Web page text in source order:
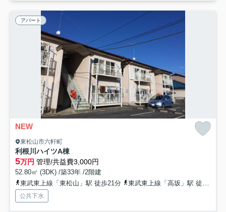
アパート
NEW
東松山市六軒町
利根川ハイツA棟
5万円 管理/共益費3,000円
52.80㎡ (3DK) /築33年 /2階建
東武東上線「東松山」駅 徒歩21分
東武東上線「高坂」駅 徒歩55分
公共下水